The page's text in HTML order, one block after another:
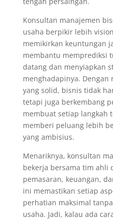
Konsultan manajemen
usaha berpikir lebih
memikirkan keuntungan
membantu memprediksi
datang dan menyiapkan
menghadapinya. Dengan
yang solid, bisnis tidak
tetapi juga berkembang
membuat setiap langkah
memberi peluang lebih
yang ambisius.
Menariknya, konsultan
bekerja bersama tim ahli
pemasaran, keuangan,
ini memastikan setiap
perhatian maksimal
usaha. Jadi, kalau ada